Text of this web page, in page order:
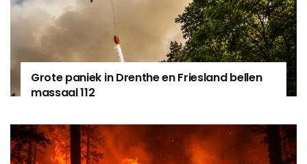
Grote paniek in Drenthe en Friesland bellen
massaal 112